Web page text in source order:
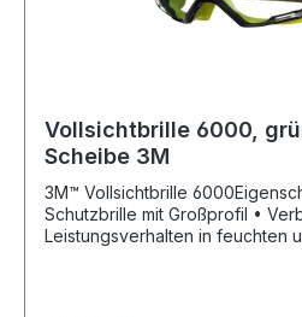
Vollsichtbrille 6000,
Scheibe 3M
3M™ Vollsichtbrille 6000Eigenschaften: •
Schutzbrille mit Großprofil • Verbessertes
Leistungsverhalten in feuchten